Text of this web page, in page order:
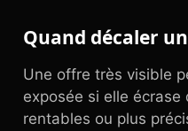
Quand décaler
Une offre très visible
exposée si elle écrase
rentables ou plus